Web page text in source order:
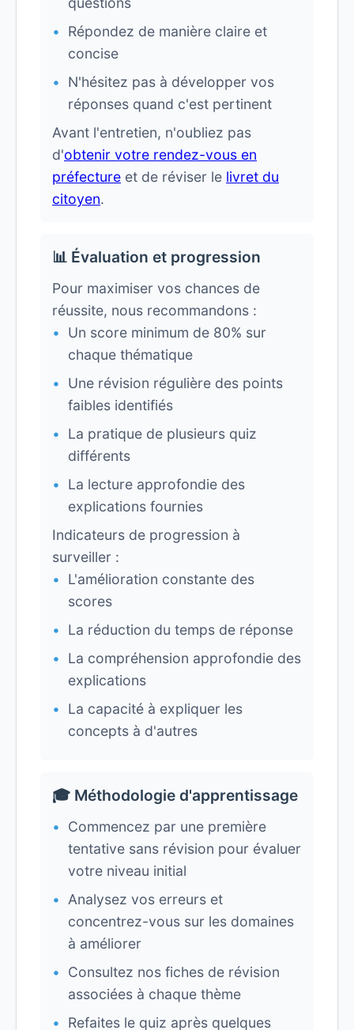
Répondez de manière claire et
concise
N'hésitez pas à développer vos
réponses quand c'est pertinent
Avant l'entretien, n'oubliez pas
d'obtenir votre rendez-vous en
préfecture et de réviser le livret du
citoyen.
📊 Évaluation et progression
Pour maximiser vos chances de
réussite, nous recommandons :
Un score minimum de 80% sur
chaque thématique
Une révision régulière des points
faibles identifiés
La pratique de plusieurs quiz
différents
La lecture approfondie des
explications fournies
Indicateurs de progression à
surveiller :
L'amélioration constante des
scores
La réduction du temps de réponse
La compréhension approfondie des
explications
La capacité à expliquer les
concepts à d'autres
🎓 Méthodologie d'apprentissage
Commencez par une première
tentative sans révision pour évaluer
votre niveau initial
Analysez vos erreurs et
concentrez-vous sur les domaines
à améliorer
Consultez nos fiches de révision
associées à chaque thème
Refaites le quiz après quelques